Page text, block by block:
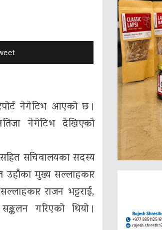
नेगेटिभ आएको छ ।
नेगेटिभ देखिएको
सचिवालयका सदस्य
उहाँका मुख्य सल्लाहकार
राजन भट्टराई,
गरिएको थियो ।